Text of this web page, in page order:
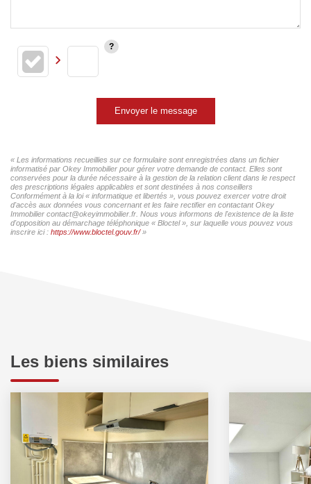
Envoyer le message
« Les informations recueillies sur ce formulaire sont enregistrées dans un fichier
informatisé par Okey Immobilier pour gérer votre demande de contact. Elles sont
conservées pour la durée nécessaire à la gestion de la relation client dans le respect
des prescriptions légales applicables et sont destinées à nos conseillers
Conformément à la loi « informatique et libertés », vous pouvez exercer votre droit
d'accès aux données vous concernant et les faire rectifier en contactant Okey
Immobilier contact@okeyimmobilier.fr. Nous vous informons de l'existence de la liste
d'opposition au démarchage téléphonique « Bloctel », sur laquelle vous pouvez vous
inscrire ici : https://www.bloctel.gouv.fr/»
Les biens similaires